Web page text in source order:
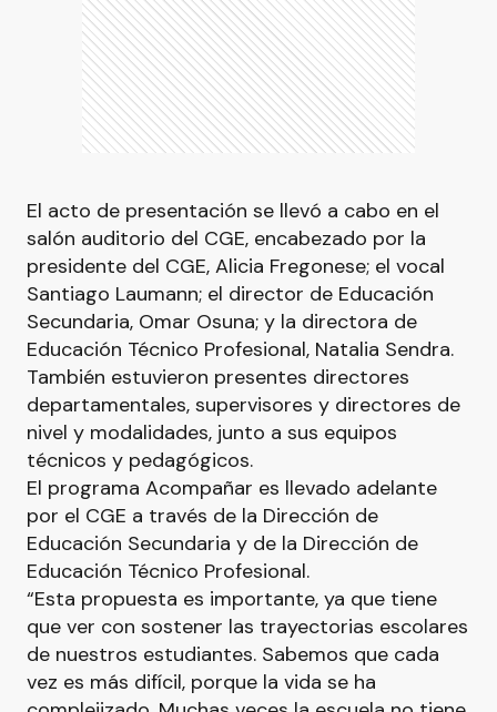
El acto de presentación se llevó a cabo en el
salón auditorio del CGE, encabezado por la
presidente del CGE, Alicia Fregonese; el vocal
Santiago Laumann; el director de Educación
Secundaria, Omar Osuna; y la directora de
Educación Técnico Profesional, Natalia Sendra.
También estuvieron presentes directores
departamentales, supervisores y directores de
nivel y modalidades, junto a sus equipos
técnicos y pedagógicos.
El programa Acompañar es llevado adelante
por el CGE a través de la Dirección de
Educación Secundaria y de la Dirección de
Educación Técnico Profesional.
“Esta propuesta es importante, ya que tiene
que ver con sostener las trayectorias escolares
de nuestros estudiantes. Sabemos que cada
vez es más difícil, porque la vida se ha